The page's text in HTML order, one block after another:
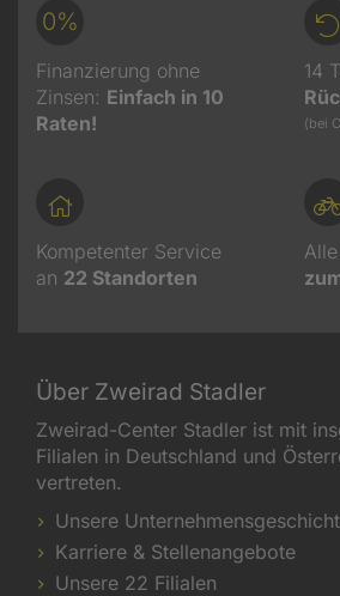
0%
Finanzierung ohne
Zinsen: Einfach in 10
Raten!
14
(bei
Kompetenter Service
an 22 Standorten
Über Zweirad Stadler
Zweirad-Center Stadler ist mit
Filialen in Deutschland und
vertreten.
Unsere
Karriere & Stellenangebote
Unsere 22 Filialen